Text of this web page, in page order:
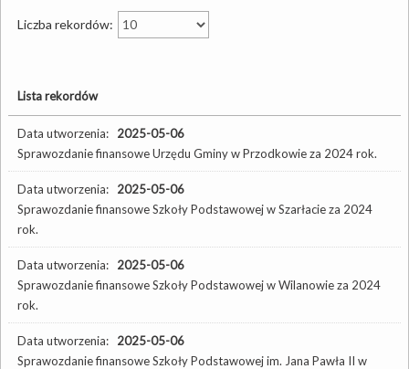
Liczba rekordów:
Lista rekordów
Data utworzenia: 2025-05-06
Sprawozdanie finansowe Urzędu Gminy w Przodkowie za 2024 rok.
Data utworzenia: 2025-05-06
Sprawozdanie finansowe Szkoły Podstawowej w Szarłacie za 2024
rok.
Data utworzenia: 2025-05-06
Sprawozdanie finansowe Szkoły Podstawowej w Wilanowie za 2024
rok.
Data utworzenia: 2025-05-06
Sprawozdanie finansowe Szkoły Podstawowej im. Jana Pawła II w